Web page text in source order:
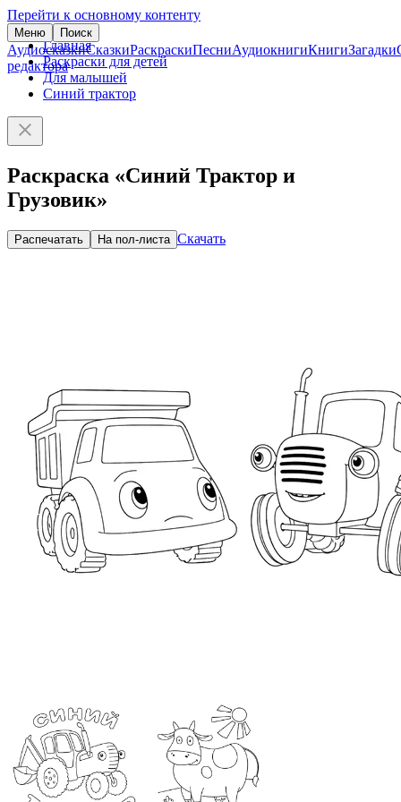
Перейти к основному контенту
Меню Поиск
АудиосказкиСказкиРаскраскиПесниАудиокнигиКнигиЗагадки
редактора
Главная
Раскраски для детей
Для малышей
Синий трактор
Раскраска «Синий Трактор и
Грузовик»
Распечатать На пол-листа Скачать